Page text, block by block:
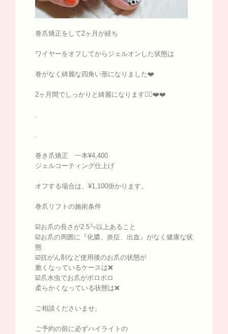
巻爪矯正をして2ヶ月が経ち
ワイヤーをオフしてからジェルオンした状態は
巻がなく綺麗な四角い形になりました❤️
2ヶ月間でしっかりと綺麗になります🙆‍♀️❤️❤️
.
.
巻き爪矯正 一本¥4,400
ジェルコーティング仕上げ
オフする場合は、¥1,100掛かります。
巻爪リフトの施術条件
☑️お爪の長さが2.5㍉以上あること
☑️お爪の周囲に『化膿、炎症、出血』がなく健康な状
態
☑️抗がん剤など使用後のお爪の状態が
脆くなっているケースは❌
☑️爪水虫でお爪がボロボロ
柔らかくなっている状態は❌
ご相談くださいませ。
ご予約の前に必ずハイライトの